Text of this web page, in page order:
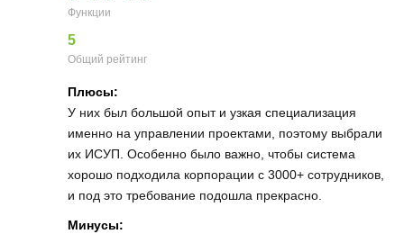
Функции
5
Общий рейтинг
Плюсы:
У них был большой опыт и узкая специализация
именно на управлении проектами, поэтому выбрали
их ИСУП. Особенно было важно, чтобы система
хорошо подходила корпорации с 3000+ сотрудников,
и под это требование подошла прекрасно.
Минусы: